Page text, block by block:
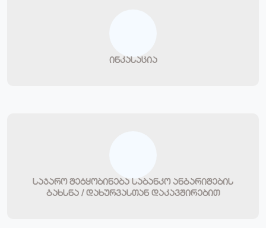
ინკასაცია
საჯარო შეტყობინება საბანკო ანგარიშების
გახსნა / დახურვასთან დაკავშირებით